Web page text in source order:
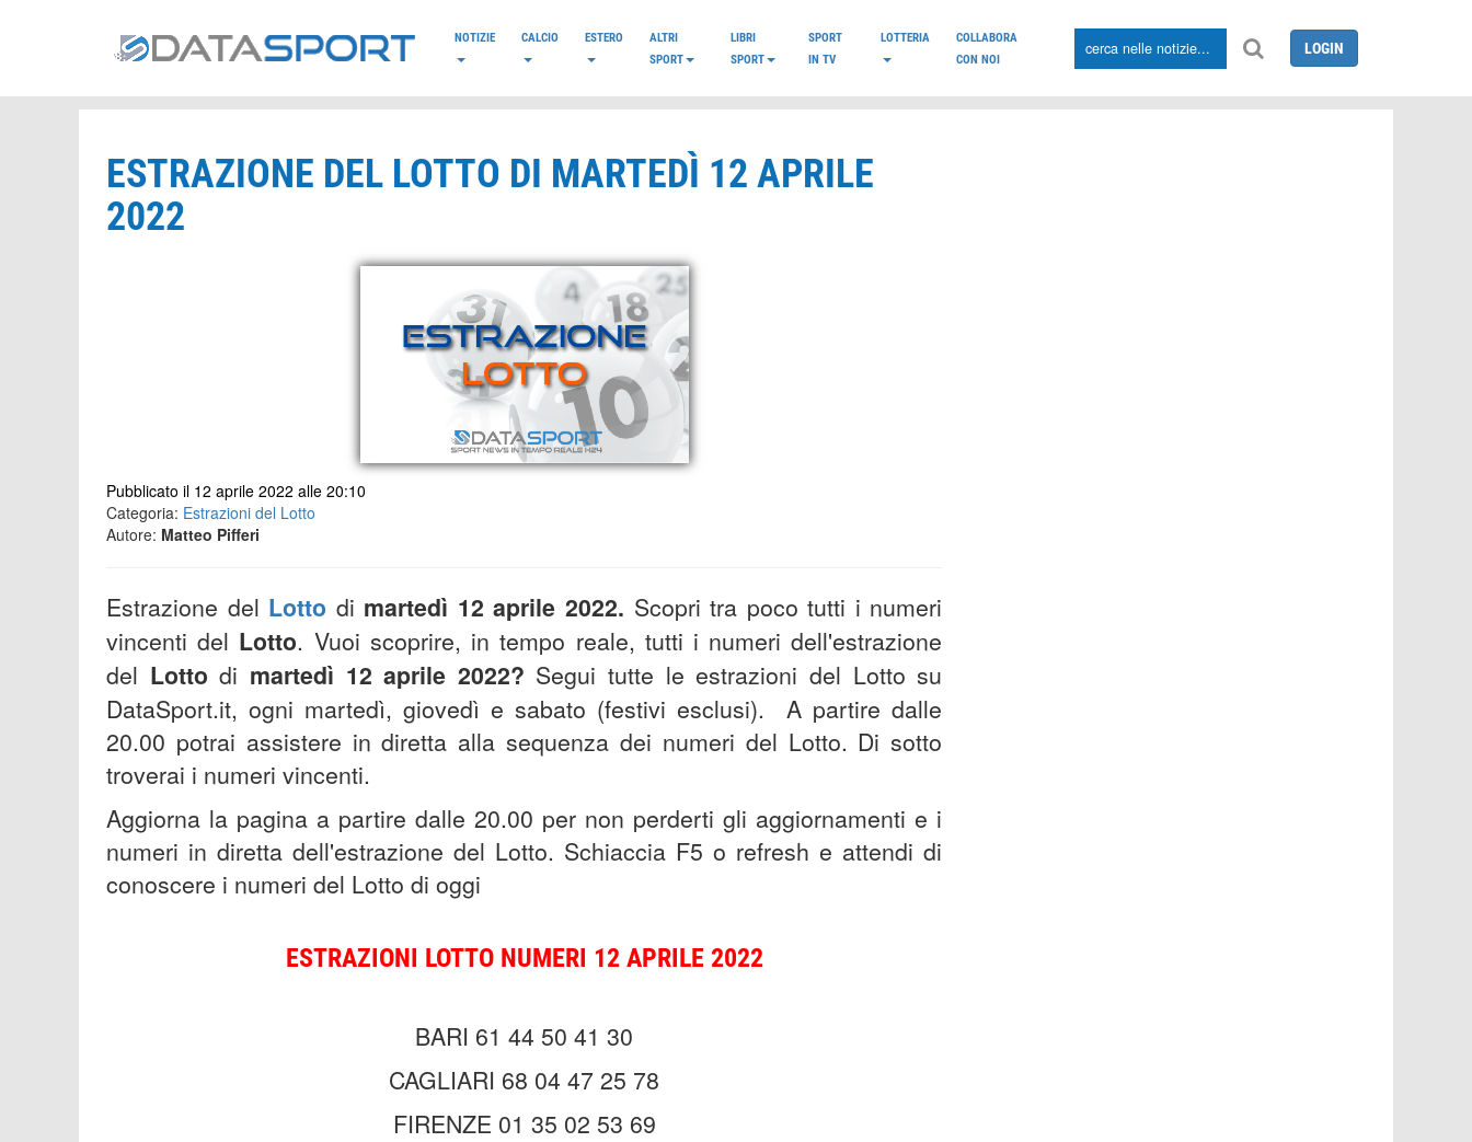
NOTIZIE CALCIO ESTERO
ALTRI
SPORT
LIBRI
SPORT
SPORT
IN TV
LOTTERIA
COLLABORA
CON NOI
LOGIN
ESTRAZIONE DEL LOTTO DI MARTEDÌ 12 APRILE
2022
Pubblicato il 12 aprile 2022 alle 20:10
Categoria: Estrazioni del Lotto
Autore: Matteo Pifferi
Estrazione del Lotto di martedì 12 aprile 2022. Scopri tra poco tutti i numeri
vincenti del Lotto. Vuoi scoprire, in tempo reale, tutti i numeri dell'estrazione
del Lotto di martedì 12 aprile 2022? Segui tutte le estrazioni del Lotto su
DataSport.it, ogni martedì, giovedì e sabato (festivi esclusi). A partire dalle
20.00 potrai assistere in diretta alla sequenza dei numeri del Lotto. Di sotto
troverai i numeri vincenti.
Aggiorna la pagina a partire dalle 20.00 per non perderti gli aggiornamenti e i
numeri in diretta dell'estrazione del Lotto. Schiaccia F5 o refresh e attendi di
conoscere i numeri del Lotto di oggi
ESTRAZIONI LOTTO NUMERI 12 APRILE 2022
BARI 61 44 50 41 30
CAGLIARI 68 04 47 25 78
FIRENZE 01 35 02 53 69